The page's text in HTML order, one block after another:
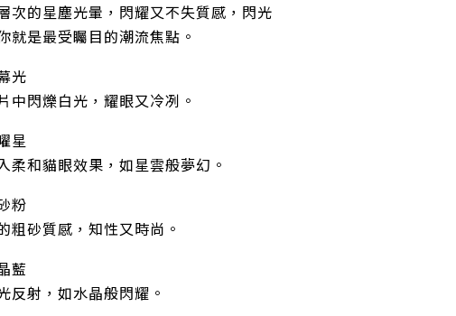
次的星塵光暈，閃耀又不失質感，閃光
就是最受矚目的潮流焦點。
光
中閃爍白光，耀眼又冷冽。
星
柔和貓眼效果，如星雲般夢幻。
粉
粗砂質感，知性又時尚。
藍
反射，如水晶般閃耀。